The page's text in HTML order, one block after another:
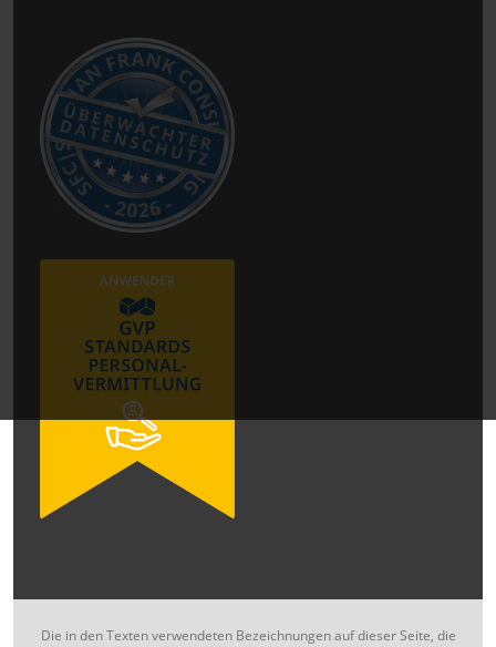
Die in den Texten verwendeten Bezeichnungen auf dieser Seite, die